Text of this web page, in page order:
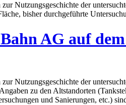
Nutzungsgeschichte der
bisher durchgeführte
AG auf
Nutzungsgeschichte der
zu den Altstandorten
und Sanierungen, etc.)